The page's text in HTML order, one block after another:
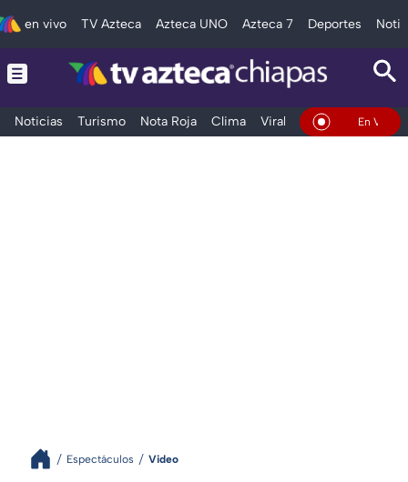
en vivo TV Azteca Azteca UNO Azteca 7 Deportes
Noticias Turismo Nota Roja Clima Viral y TendenciaEn Vivo
Espectáculos Video